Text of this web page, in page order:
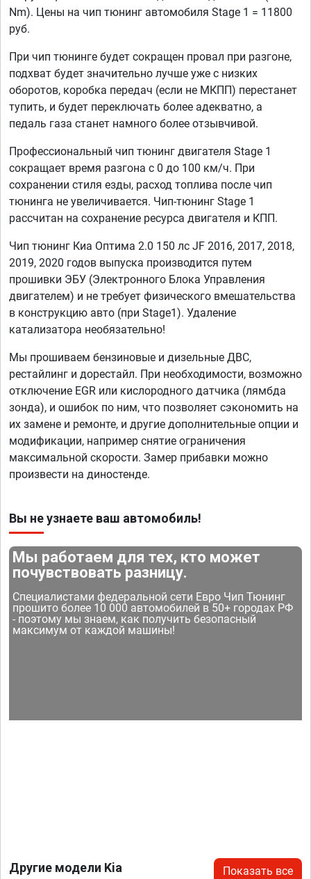
Nm). Цены на чип тюнинг автомобиля Stage 1 = 11800
руб.
При чип тюнинге будет сокращен провал при разгоне,
подхват будет значительно лучше уже с низких
оборотов, коробка передач (если не МКПП) перестанет
тупить, и будет переключать более адекватно, а
педаль газа станет намного более отзывчивой.
Профессиональный чип тюнинг двигателя Stage 1
сокращает время разгона с 0 до 100 км/ч. При
сохранении стиля езды, расход топлива после чип
тюнинга не увеличивается. Чип-тюнинг Stage 1
рассчитан на сохранение ресурса двигателя и КПП.
Чип тюнинг Киа Оптима 2.0 150 лс JF 2016, 2017, 2018,
2019, 2020 годов выпуска производится путем
прошивки ЭБУ (Электронного Блока Управления
двигателем) и не требует физического вмешательства
в конструкцию авто (при Stage1). Удаление
катализатора необязательно!
Мы прошиваем бензиновые и дизельные ДВС,
рестайлинг и дорестайл. При необходимости, возможно
отключение EGR или кислородного датчика (лямбда
зонда), и ошибок по ним, что позволяет сэкономить на
их замене и ремонте, и другие дополнительные опции и
модификации, например снятие ограничения
максимальной скорости. Замер прибавки можно
произвести на диностенде.
Вы не узнаете ваш автомобиль!
Мы работаем для тех, кто может
почувствовать разницу.
Специалистами федеральной сети Евро Чип Тюнинг
прошито более 10 000 автомобилей в 50+ городах РФ
- поэтому мы знаем, как получить безопасный
максимум от каждой машины!
Другие модели Kia Показать все